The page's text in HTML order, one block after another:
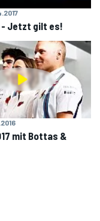
- Jetzt gilt es!
mit Bottas &